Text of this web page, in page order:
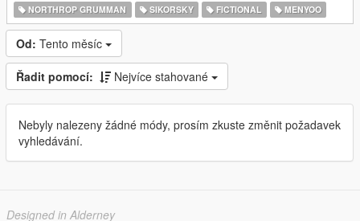
NORTHROP GRUMMAN
SIKORSKY FICTIONAL MENYOO
Od: Tento měsíc
Řadit pomocí: Nejvíce stahované
Nebyly nalezeny žádné módy, prosím zkuste změnit požadavek
vyhledávání.
Designed in Alderney